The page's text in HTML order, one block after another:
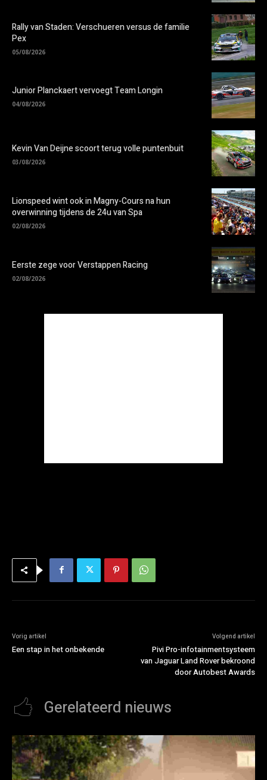
Rally van Staden: Verschueren versus de familie
Pex
05/08/2026
Junior Planckaert vervoegt Team Longin
04/08/2026
Kevin Van Deijne scoort terug volle puntenbuit
03/08/2026
Lionspeed wint ook in Magny-Cours na hun
overwinning tijdens de 24u van Spa
02/08/2026
Eerste zege voor Verstappen Racing
02/08/2026
Vorig artikel
Een stap in het onbekende
Volgend artikel
Pivi Pro-infotainmentsysteem
van Jaguar Land Rover bekroond
door Autobest Awards
Gerelateerd nieuws